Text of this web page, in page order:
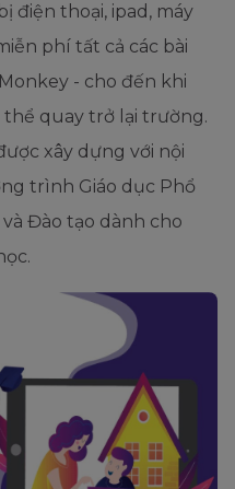
điện thoại, ipad, máy
phí tất cả các bài
- cho đến khi
quay trở lại trường.
xây dựng với nội
trình Giáo dục Phổ
Đào tạo dành cho